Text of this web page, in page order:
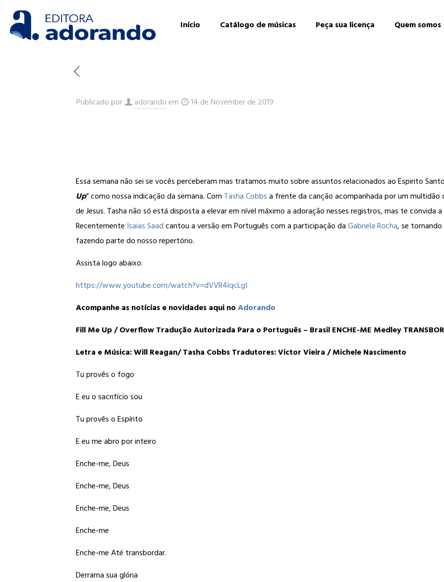
Início Catálogo de músicas Peça sua licença Quem somos
Publicado por adorandoem 14 de November de 2019
Essa semana não sei se vocês perceberam mas tratamos muito sobre assuntos relacionados ao Espirito
Up” como nossa indicação da semana. Com Tasha Cobbsa frente da canção acompanhada por um
de Jesus. Tasha não só está disposta a elevar em nível máximo a adoração nesses registros, mas te convida
Recentemente Isaias Saadcantou a versão em Português com a participação daGabriela Rocha, se
fazendo parte do nosso repertório.
Assista logo abaixo:
https://www.youtube.com/watch?v=dVVR4lqcLgI
Acompanhe as notícias e novidades aqui noAdorando
Fill Me Up / Overflow Tradução Autorizada Para o Português – Brasil ENCHE-ME Medley
Letra e Música: Will Reagan/ Tasha Cobbs Tradutores: Victor Vieira / Michele Nascimento
Tu provês o fogo
E eu o sacrifício sou
Tu provês o Espírito
E eu me abro por inteiro
Enche-me, Deus
Enche-me, Deus
Enche-me, Deus
Enche-me
Enche-me Até transbordar.
Derrama sua glória